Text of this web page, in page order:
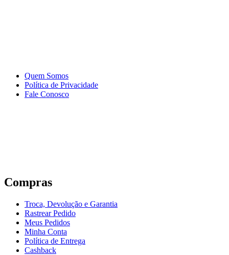
Quem Somos
Política de Privacidade
Fale Conosco
Compras
Troca, Devolução e Garantia
Rastrear Pedido
Meus Pedidos
Minha Conta
Política de Entrega
Cashback